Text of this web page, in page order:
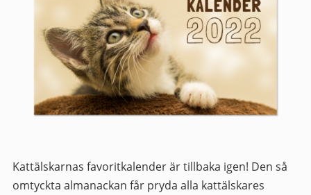
Kattälskarnas favoritkalender är tillbaka igen! Den så
omtyckta almanackan får pryda alla kattälskares